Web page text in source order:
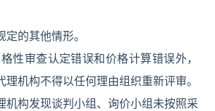
定的其他情形。
性审查认定错误和价格计算错误外，
理机构不得以任何理由组织重新评审。
机构发现谈判小组、询价小组未按照采